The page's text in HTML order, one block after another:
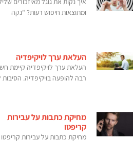
ומתוצאות חיפוש רעות? "נקה
העלאת ערך לויקיפדיה
העלאת ערך לויקיפדיה קיימת
רבה להופעה בויקיפדיה.
מחיקת כתבות על עבירות
קריפטו
מחיקת כתבות על עבירות קריפטו